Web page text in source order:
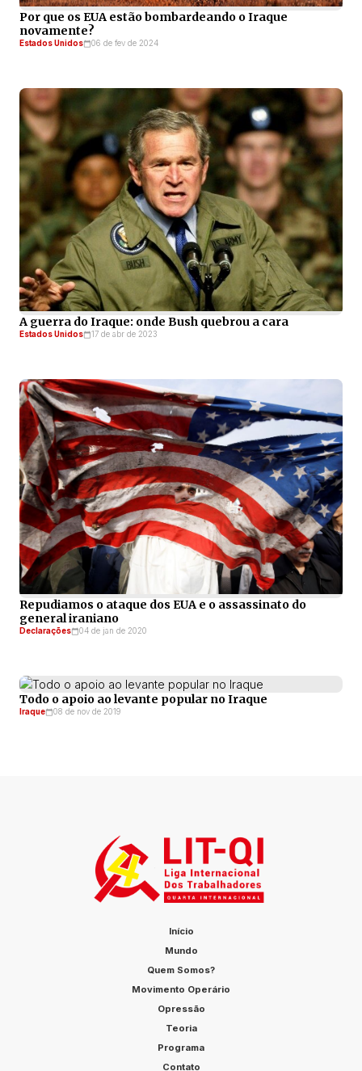
Por que os EUA estão bombardeando o Iraque
novamente?
Estados Unidos 06 de fev de 2024
A guerra do Iraque: onde Bush quebrou a cara
Estados Unidos 17 de abr de 2023
Repudiamos o ataque dos EUA e o assassinato do
general iraniano
Declarações 04 de jan de 2020
Todo o apoio ao levante popular no Iraque
Iraque 08 de nov de 2019
Início
Mundo
Quem Somos?
Movimento Operário
Opressão
Teoria
Programa
Contato